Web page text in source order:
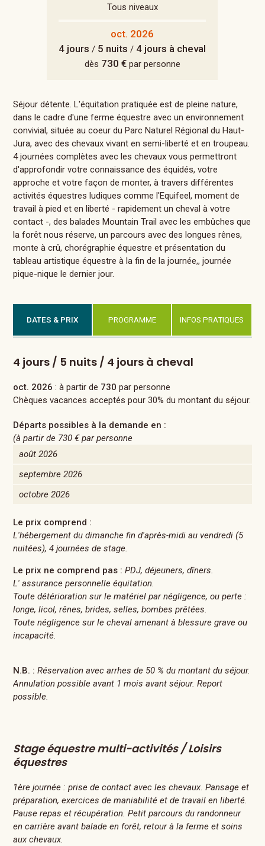
Tous niveaux
oct. 2026
4 jours / 5 nuits / 4 jours à cheval
dès 730 €par personne
Séjour détente. L'équitation pratiquée est de pleine nature,
dans le cadre d'une ferme équestre avec un environnement
convivial, située au coeur du Parc Naturel Régional du Haut-
Jura, avec des chevaux vivant en semi-liberté et en troupeau.
4 journées complètes avec les chevaux vous permettront
d'approfondir votre connaissance des équidés, votre
approche et votre façon de monter, à travers différentes
activités équestres ludiques comme l'Equifeel, moment de
travail à pied et en liberté - rapidement un cheval à votre
contact -, des balades Mountain Trail avec les embûches que
la forêt nous réserve, un parcours avec des longues rênes,
monte à crû, chorégraphie équestre et présentation du
tableau artistique équestre à la fin de la journée,, journée
pique-nique le dernier jour.
DATES & PRIX PROGRAMME INFOS PRATIQUES
4 jours / 5 nuits / 4 jours à cheval
oct. 2026 : à partir de 730 par personne
Chèques vacances acceptés pour 30% du montant du séjour.
Départs possibles à la demande en :
(à partir de 730 €par personne
août 2026
septembre 2026
octobre 2026
Le prix comprend :
L'hébergement du dimanche fin d'après-midi au vendredi (5
nuitées), 4 journées de stage.
Le prix ne comprend pas : PDJ, déjeuners, dîners.
L' assurance personnelle équitation.
Toute détérioration sur le matériel par négligence, ou perte :
longe, licol, rênes, brides, selles, bombes prêtées.
Toute négligence sur le cheval amenant à blessure grave ou
incapacité.
N.B. : Réservation avec arrhes de 50 % du montant du séjour.
Annulation possible avant 1 mois avant séjour. Report
possible.
Stage équestre multi-activités / Loisirs
équestres
1ère journée : prise de contact avec les chevaux. Pansage et
préparation, exercices de maniabilité et de travail en liberté.
Pause repas et récupération. Petit parcours du randonneur
en carrière avant balade en forêt, retour à la ferme et soins
aux chevaux.